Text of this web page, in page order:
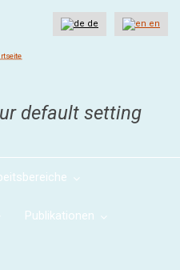
en
de
default setting
Publikationen